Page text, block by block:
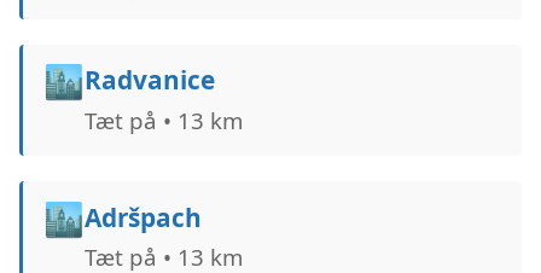
🏙️Radvanice
Tæt på • 13 km
🏙️Adršpach
Tæt på • 13 km